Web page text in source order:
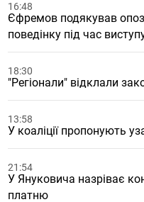
16:48
Єфремов подякував
поведінку під час
18:30
"Регіонали" відклали
13:58
У коаліції пропонують
21:54
У Януковича назріває
платню